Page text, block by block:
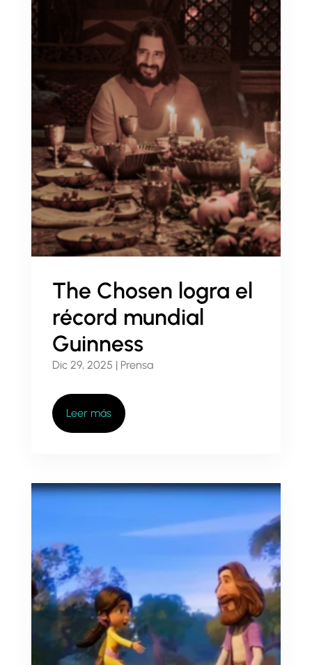
The Chosen logra el
récord mundial
Guinness
Dic 29, 2025 | Prensa
Leer más